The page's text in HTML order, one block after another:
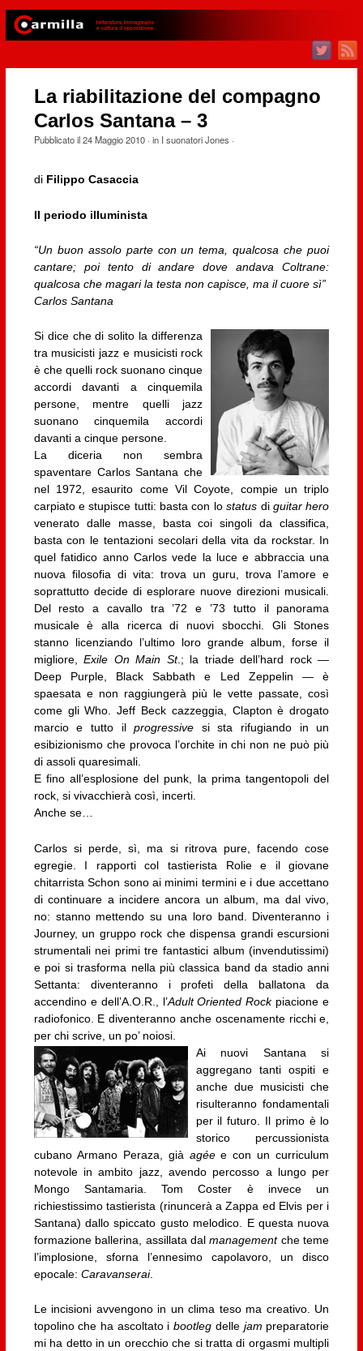
La riabilitazione del compagno
Carlos Santana – 3
Pubblicato il24 Maggio 2010· in I suonatori Jones ·
di Filippo Casaccia
Il periodo illuminista
“Un buon assolo parte con un tema, qualcosa che puoi
cantare; poi tento di andare dove andava Coltrane:
qualcosa che magari la testa non capisce, ma il cuore sì”
Carlos Santana
Si dice che di solito la differenza
tra musicisti jazz e musicisti rock
è che quelli rock suonano cinque
accordi davanti a cinquemila
persone, mentre quelli jazz
suonano cinquemila accordi
davanti a cinque persone.
La diceria non sembra
spaventare Carlos Santana che
nel 1972, esaurito come Vil Coyote, compie un triplo
carpiato e stupisce tutti: basta con lostatus di guitar hero
venerato dalle masse, basta coi singoli da classifica,
basta con le tentazioni secolari della vita da rockstar. In
quel fatidico anno Carlos vede la luce e abbraccia una
nuova filosofia di vita: trova un guru, trova l’amore e
soprattutto decide di esplorare nuove direzioni musicali.
Del resto a cavallo tra ’72 e ’73 tutto il panorama
musicale è alla ricerca di nuovi sbocchi. Gli Stones
stanno licenziando l’ultimo loro grande album, forse il
migliore,Exile On Main St.; la triade dell’hard rock —
Deep Purple, Black Sabbath e Led Zeppelin — è
spaesata e non raggiungerà più le vette passate, così
come gli Who. Jeff Beck cazzeggia, Clapton è drogato
marcio e tutto ilprogressive si sta rifugiando in un
esibizionismo che provoca l’orchite in chi non ne può più
di assoli quaresimali.
E fino all’esplosione del punk, la prima tangentopoli del
rock, si vivacchierà così, incerti.
Anche se…
Carlos si perde, sì, ma si ritrova pure, facendo cose
egregie. I rapporti col tastierista Rolie e il giovane
chitarrista Schon sono ai minimi termini e i due accettano
di continuare a incidere ancora un album, ma dal vivo,
no: stanno mettendo su una loro band. Diventeranno i
Journey, un gruppo rock che dispensa grandi escursioni
strumentali nei primi tre fantastici album (invendutissimi)
e poi si trasforma nella più classica band da stadio anni
Settanta: diventeranno i profeti della ballatona da
accendino e dell’A.O.R., l’Adult Oriented Rock piacione e
radiofonico. E diventeranno anche oscenamente ricchi e,
per chi scrive, un po’ noiosi.
Ai nuovi Santana si
aggregano tanti ospiti e
anche due musicisti che
risulteranno fondamentali
per il futuro. Il primo è lo
storico percussionista
cubano Armano Peraza, già agéee con un curriculum
notevole in ambito jazz, avendo percosso a lungo per
Mongo Santamaria. Tom Coster è invece un
richiestissimo tastierista (rinuncerà a Zappa ed Elvis per i
Santana) dallo spiccato gusto melodico. E questa nuova
formazione ballerina, assillata dalmanagement che teme
l’implosione, sforna l’ennesimo capolavoro, un disco
epocale: Caravanserai.
Le incisioni avvengono in un clima teso ma creativo. Un
topolino che ha ascoltato ibootleg delle jam preparatorie
mi ha detto in un orecchio che si tratta di orgasmi multipli